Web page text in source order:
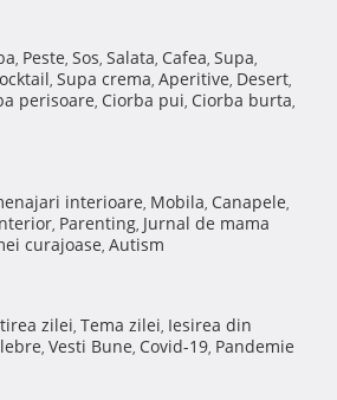
, Peste, Sos, Salata, Cafea, Supa,
, Supa crema, Aperitive, Desert,
perisoare, Ciorba pui, Ciorba burta,
interioare, Mobila, Canapele,
, Parenting, Jurnal de mama
curajoase, Autism
zilei, Tema zilei, Iesirea din
, Vesti Bune, Covid-19, Pandemie